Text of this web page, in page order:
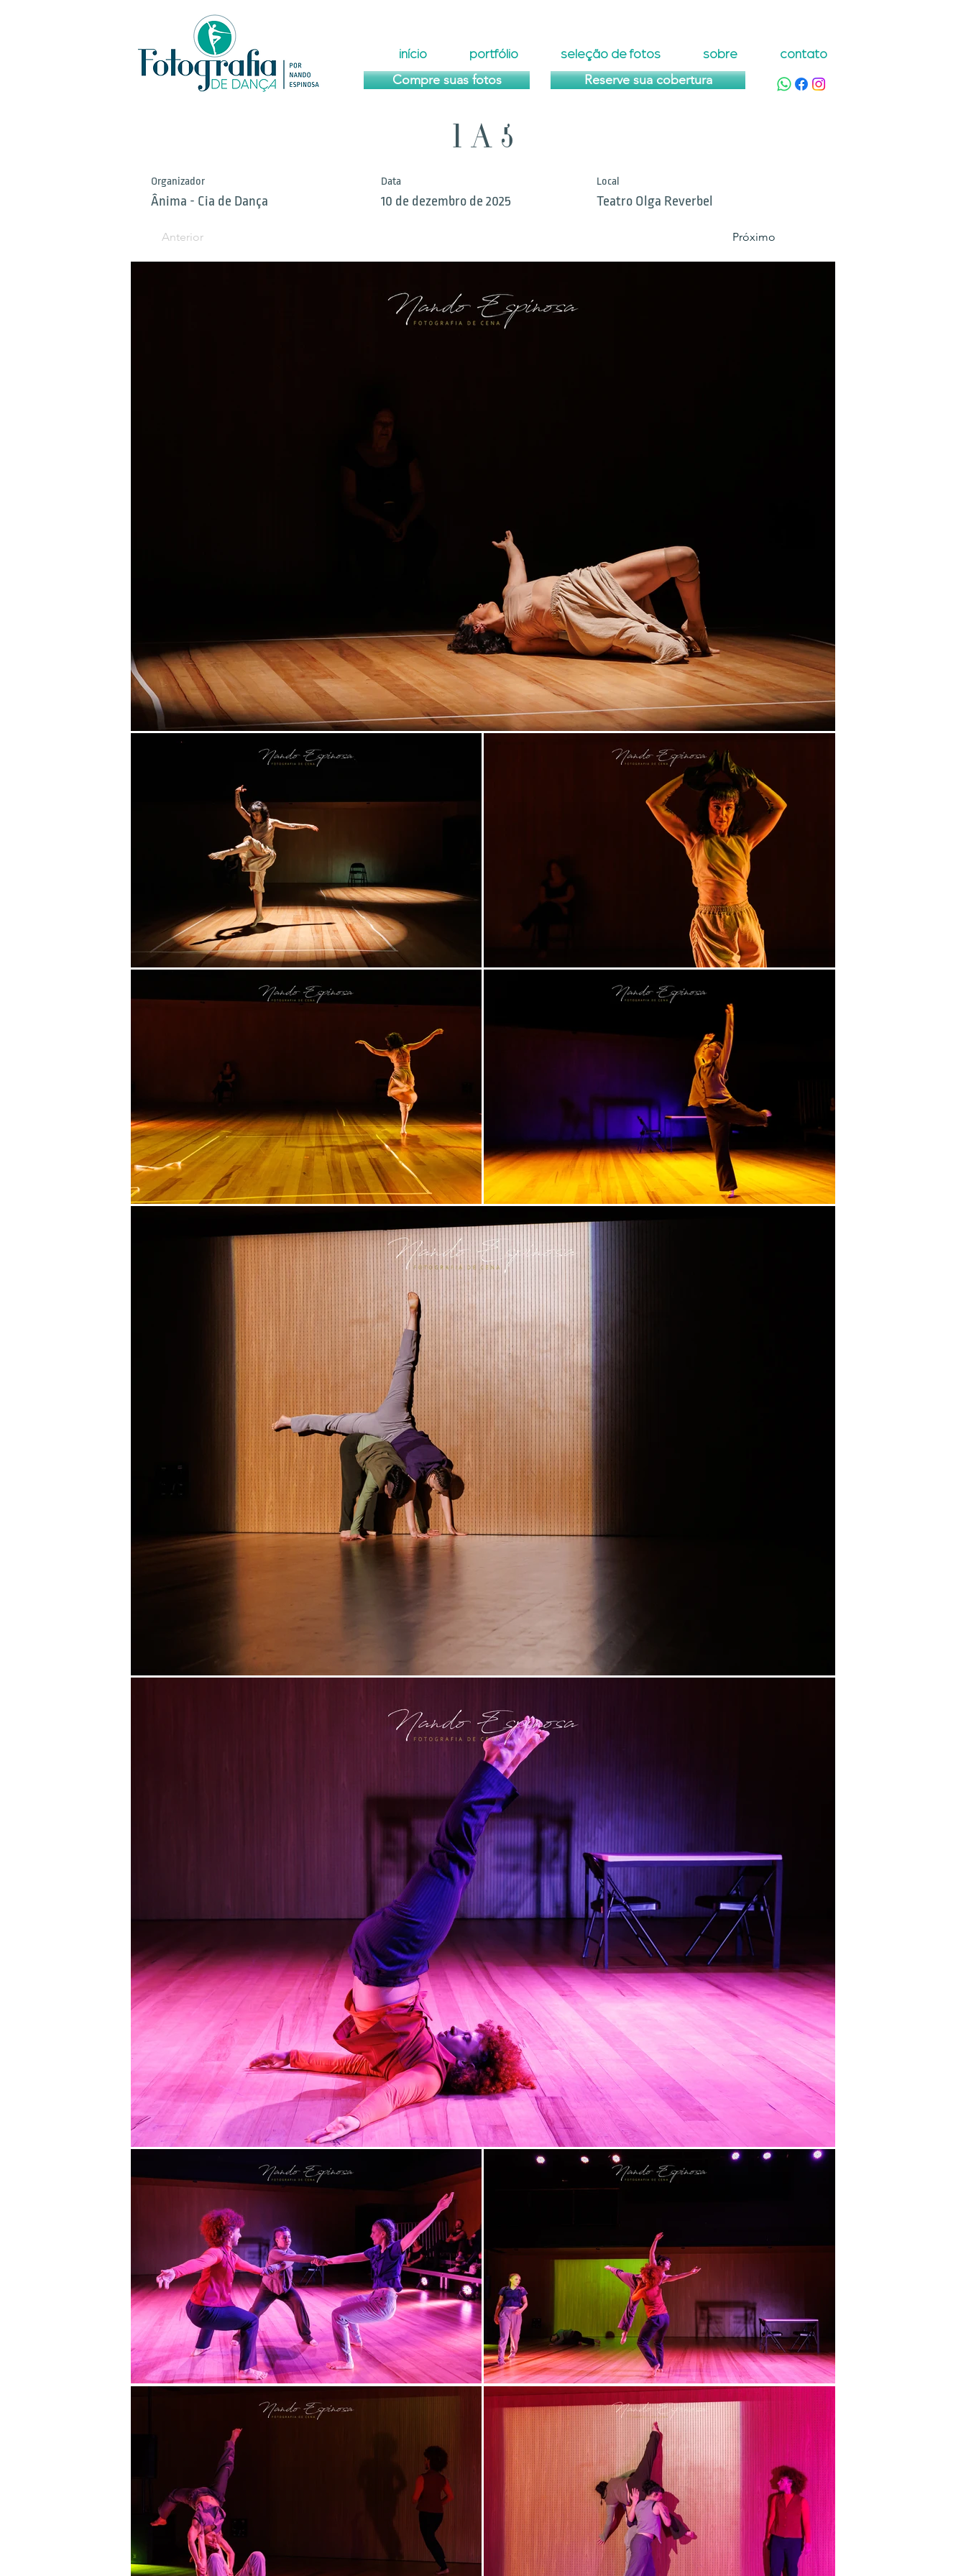
início portfólio seleção de fotos sobre contato
Compre suas fotos Reserve sua cobertura
1 A 5
Organizador
Ânima - Cia de Dança
Data
10 de dezembro de 2025
Anterior
Local
Teatro Olga Reverbel
Próximo